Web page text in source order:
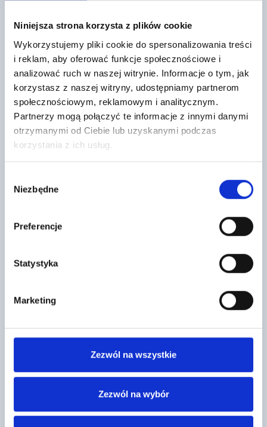
Niniejsza strona korzysta z plików cookie
Wykorzystujemy pliki cookie do spersonalizowania treści
i reklam, aby oferować funkcje społecznościowe i
analizować ruch w naszej witrynie. Informacje o tym, jak
korzystasz z naszej witryny, udostępniamy partnerom
społecznościowym, reklamowym i analitycznym.
Partnerzy mogą połączyć te informacje z innymi danymi
otrzymanymi od Ciebie lub uzyskanymi podczas
korzystania z ich usług.
zgody
Niezbędne
Preferencje
Statystyka
Marketing
Zezwól na wszystkie
Zezwól na wybór
Mogą cię również zainteresować
Tynk akrylowy baranek 1,5mm TO-
TA baza A
8
1,5 mm to gotowa do użycia
ULTRAPANEL TG 2500X600X50mm
252,15 zł/ szt
nowoczesny, wielofunkcyjny
materiał przeznaczony do
wyrównywania oraz zabudowy
Standard 74×118 3-szybowe
1853,22 zł/ szt
charakteryzuje się lepszą…
fi 110/ dł 2000 3,4 PP
45,99 zł/ szt
jest z polichlorku winylu (PCV).
przeznaczona do prawidłowego…